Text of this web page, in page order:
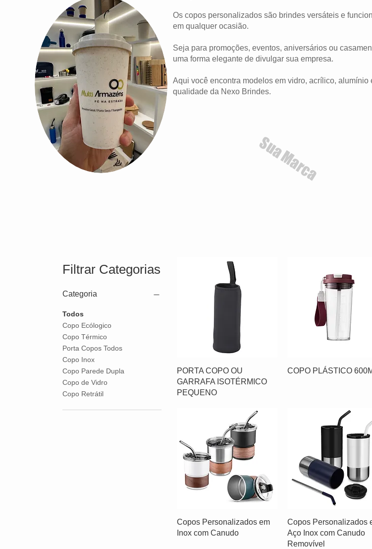
Os copos personalizados são brindes versáteis e
em qualquer ocasião.
Seja para promoções, eventos, aniversários ou
uma forma elegante de divulgar sua empresa.
Aqui você encontra modelos em vidro, acrílico,
qualidade da Nexo Brindes.
Sua Marca
Filtrar Categorias
Categoria
Todos
Copo Ecólogico
Copo Térmico
Porta Copos Todos
Copo Inox
Copo Parede Dupla
Copo de Vidro
Copo Retrátil
PORTA COPO OU
GARRAFA ISOTÉRMICO
PEQUENO
COPO PLÁSTICO
Copos Personalizados em
Inox com Canudo
Copos Personalizados
Aço Inox com Canudo
Removível